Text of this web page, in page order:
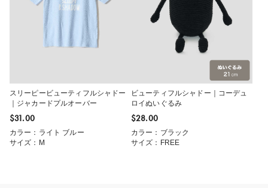
スリーピービューティフルシャドー
｜ジャカードプルオーバー
$‌31.00
カラー：ライト ブルー
サイズ：M
ビューティフルシャドー｜コーデュ
ロイぬいぐるみ
$‌28.00
カラー：ブラック
サイズ：FREE